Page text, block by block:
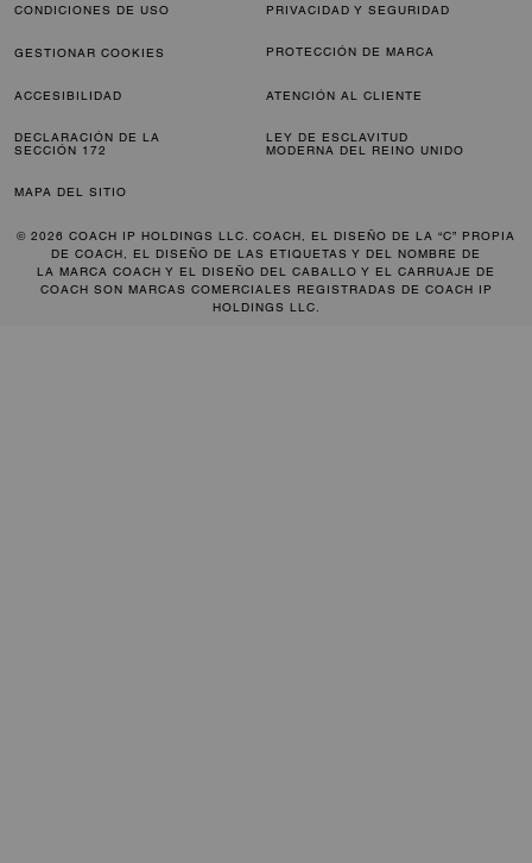
CONDICIONES DE USO PRIVACIDAD Y SEGURIDAD
GESTIONAR COOKIES PROTECCIÓN DE MARCA
ACCESIBILIDAD ATENCIÓN AL CLIENTE
DECLARACIÓN DE LA
SECCIÓN 172
LEY DE ESCLAVITUD
MODERNA DEL REINO UNIDO
MAPA DEL SITIO
© 2026 COACH IP HOLDINGS LLC. COACH, EL DISEÑO DE LA “C” PROPIA
DE COACH, EL DISEÑO DE LAS ETIQUETAS Y DEL NOMBRE DE
LA MARCA COACH Y EL DISEÑO DEL CABALLO Y EL CARRUAJE DE
COACH SON MARCAS COMERCIALES REGISTRADAS DE COACH IP
HOLDINGS LLC.